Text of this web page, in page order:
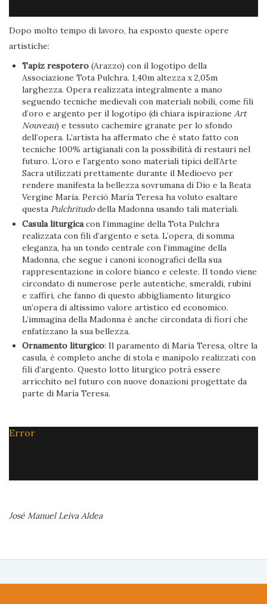
Dopo molto tempo di lavoro, ha esposto queste opere
artistiche:
Tapiz respotero (Arazzo) con il logotipo della
Associazione Tota Pulchra. 1,40m altezza x 2,05m
larghezza. Opera realizzata integralmente a mano
seguendo tecniche medievali con materiali nobili, come fili
d’oro e argento per il logotipo (di chiara ispirazioneArt
Nouveau) e tessuto cachemire granate per lo sfondo
dell’opera. L’artista ha affermato che è stato fatto con
tecniche 100% artigianali con la possibilità di restauri nel
futuro. L’oro e l’argento sono materiali tipici dell’Arte
Sacra utilizzati prettamente durante il Medioevo per
rendere manifesta la bellezza sovrumana di Dio e la Beata
Vergine Maria. Perciò María Teresa ha voluto esaltare
questa Pulchritudodella Madonna usando tali materiali.
Casula liturgicacon l’immagine della Tota Pulchra
realizzata con fili d’argento e seta. L’opera, di somma
eleganza, ha un tondo centrale con l’immagine della
Madonna, che segue i canoni iconografici della sua
rappresentazione in colore bianco e celeste. Il tondo viene
circondato di numerose perle autentiche, smeraldi, rubini
e zaffiri, che fanno di questo abbigliamento liturgico
un’opera di altissimo valore artistico ed economico.
L’immagina della Madonna è anche circondata di fiori che
enfatizzano la sua bellezza.
Ornamento liturgico: Il paramento di Maria Teresa, oltre la
casula, è completo anche di stola e manipolo realizzati con
fili d’argento. Questo lotto liturgico potrà essere
arricchito nel futuro con nuove donazioni progettate da
parte di María Teresa.
Error
José Manuel Leiva Aldea